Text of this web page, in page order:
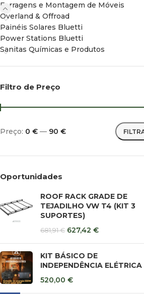
Ferragens e Montagem de Móveis
Overland & Offroad
Painéis Solares Bluetti
Power Stations Bluetti
Sanitas Químicas e Produtos
Filtro de Preço
Preço: 0 € — 90 €
Oportunidades
ROOF RACK GRADE DE
TEJADILHO VW T4 (KIT 3
SUPORTES)
681,91€ 627,42 €
KIT BÁSICO DE
INDEPENDÊNCIA ELÉTRICA
520,00 €